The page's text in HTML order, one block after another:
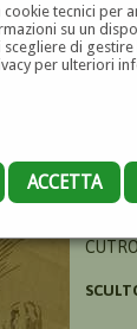
tecnici per
su un
scegliere di
per ulteriori
ACCETTA